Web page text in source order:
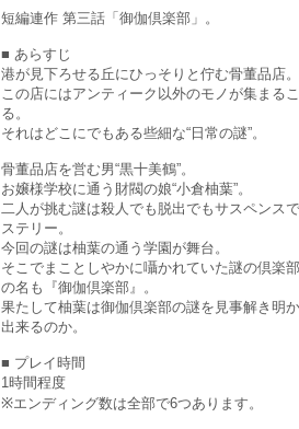
短編連作 第三話「御伽倶楽部」。
■ あらすじ
港が見下ろせる丘にひっそりと佇む骨董品店。
この店にはアンティーク以外のモノが集まる
る。
それはどこにでもある些細な“日常の謎”。
骨董品店を営む男“黒十美鶴”。
お嬢様学校に通う財閥の娘“小倉柚葉”。
二人が挑む謎は殺人でも脱出でもサスペンス
ステリー。
今回の謎は柚葉の通う学園が舞台。
そこでまことしやかに囁かれていた謎の倶楽
の名も『御伽倶楽部』。
果たして柚葉は御伽倶楽部の謎を見事解き明
出来るのか。
■ プレイ時間
1時間程度
※エンディング数は全部で6つあります。